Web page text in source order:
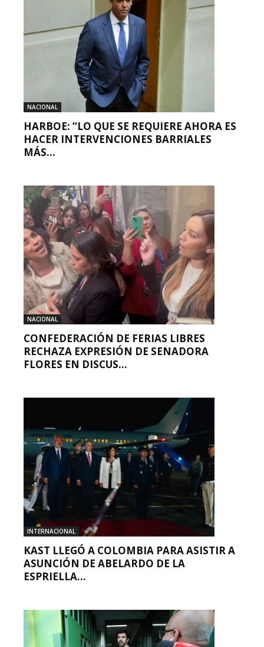
NACIONAL
HARBOE: “LO QUE SE REQUIERE AHORA ES
HACER INTERVENCIONES BARRIALES
MÁS...
NACIONAL
CONFEDERACIÓN DE FERIAS LIBRES
RECHAZA EXPRESIÓN DE SENADORA
FLORES EN DISCUS...
INTERNACIONAL
KAST LLEGÓ A COLOMBIA PARA ASISTIR A
ASUNCIÓN DE ABELARDO DE LA
ESPRIELLA...